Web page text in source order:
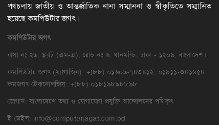
পথচলায় জাতীয় ও আন্তর্জাতিক নানা সম্মাননা ও স্বীকৃতিতে সম্মানিত
হয়েছে কমপিউটার জগৎ।
কমপিউটারজগৎ
বাসা নং ২৯, ফ্ল্যাট (এম-এ), রোড নং ৬, ধানমন্ডি, ঢাকা - ১২০৯, বাংলাদেশ।
কমপিউটার জগৎ (ম্যাগাজিন): +(৮৮) ০১৬০৯-৭৪৩৪১২, ০১৯১১-৩৪১৬৫৪
কমজগৎ টেকনোলজিস: +(৮৮) ০১৮১৯৮৯৮৮৯৮
স্লোগান: বাংলাদেশে তথ্য ও যোগাযোগ প্রযুক্তি আন্দোলনের পথিকৃৎ
ই-মেইল: info@computerjagat.com.bd